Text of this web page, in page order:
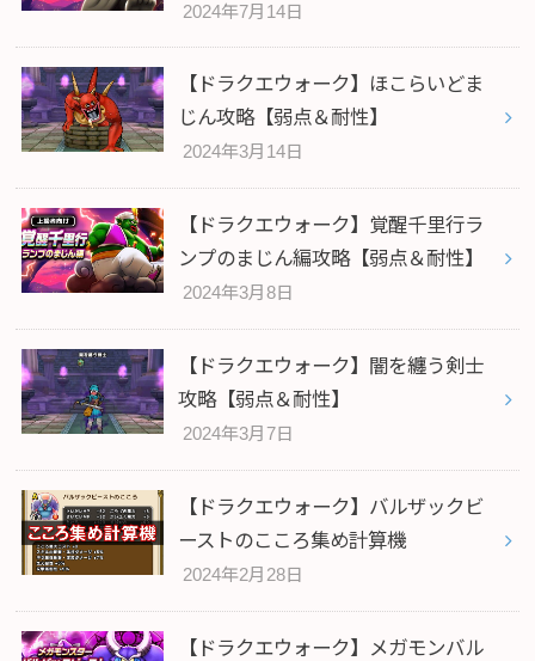
2024年7月14日
【ドラクエウォーク】ほこらいどま
じん攻略【弱点＆耐性】
2024年3月14日
【ドラクエウォーク】覚醒千里行ラ
ンプのまじん編攻略【弱点＆耐性】
2024年3月8日
【ドラクエウォーク】闇を纏う剣士
攻略【弱点＆耐性】
2024年3月7日
【ドラクエウォーク】バルザックビ
ーストのこころ集め計算機
2024年2月28日
【ドラクエウォーク】メガモンバル